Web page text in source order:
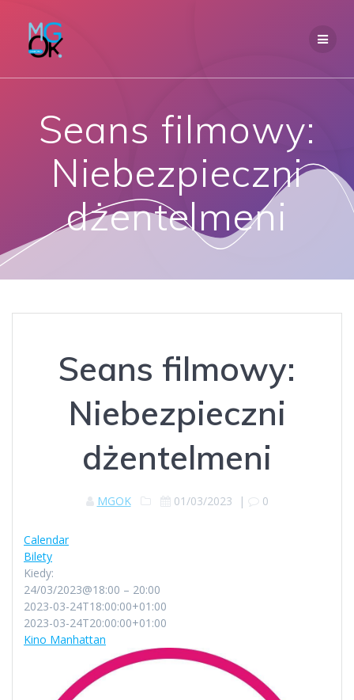
Seans filmowy:
Niebezpieczni
dżentelmeni
Seans filmowy:
Niebezpieczni
dżentelmeni
MGOK 01/03/2023 | 0
Calendar
Bilety
Kiedy:
24/03/2023@18:00 – 20:00
2023-03-24T18:00:00+01:00
2023-03-24T20:00:00+01:00
Kino Manhattan